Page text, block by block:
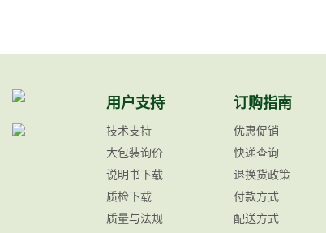
用户支持
技术支持
大包装询价
说明书下载
质检下载
质量与法规
订购指南
优惠促销
快递查询
退换货政策
付款方式
配送方式